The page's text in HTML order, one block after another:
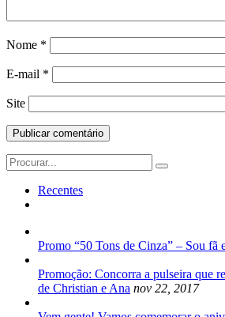
Nome *
E-mail *
Site
Search
for:
Recentes
Promo “50 Tons de Cinza” – Sou fã
Promoção: Concorra a pulseira que
de Christian e Ana nov 22, 2017